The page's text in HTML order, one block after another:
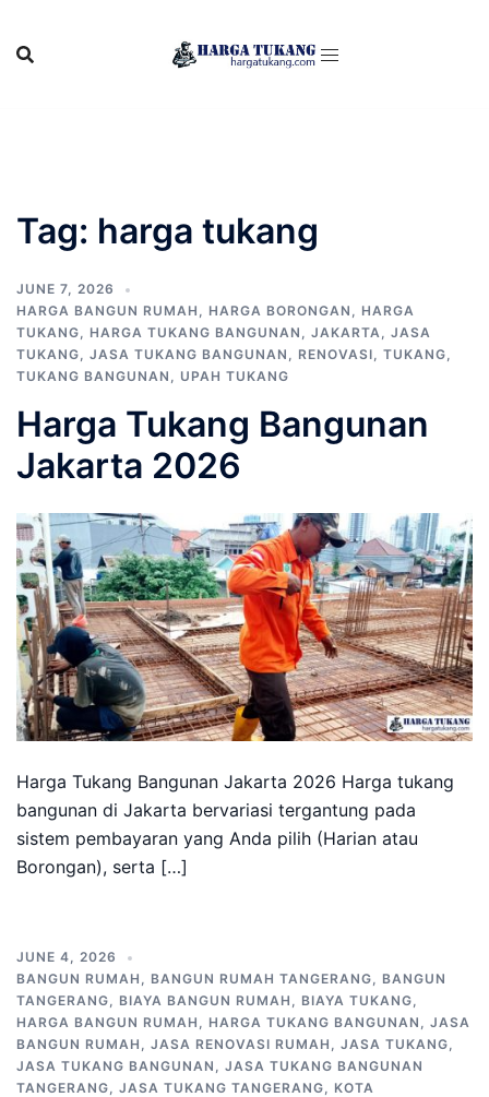
content
Tag: harga tukang
JUNE 7, 2026
HARGA BANGUN RUMAH , HARGA BORONGAN , HARGA
TUKANG, HARGA TUKANG BANGUNAN , JAKARTA, JASA
TUKANG, JASA TUKANG BANGUNAN , RENOVASI, TUKANG,
TUKANG BANGUNAN , UPAH TUKANG
Harga Tukang Bangunan
Jakarta 2026
Harga Tukang Bangunan Jakarta 2026 Harga tukang
bangunan di Jakarta bervariasi tergantung pada
sistem pembayaran yang Anda pilih (Harian atau
Borongan), serta […]
JUNE 4, 2026
BANGUN RUMAH , BANGUN RUMAH TANGERANG, BANGUN
TANGERANG, BIAYA BANGUN RUMAH , BIAYA TUKANG,
HARGA BANGUN RUMAH , HARGA TUKANG BANGUNAN , JASA
BANGUN RUMAH , JASA RENOVASI RUMAH , JASA TUKANG,
JASA TUKANG BANGUNAN , JASA TUKANG BANGUNAN
TANGERANG, JASA TUKANG TANGERANG, KOTA